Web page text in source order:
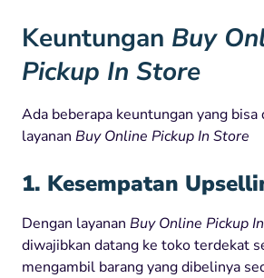
Keuntungan Buy
Pickup In Store
Ada beberapa keuntungan yang bisa
layanan Buy Online Pickup In Store
1. Kesempatan
Dengan layanan Buy Online Pickup
diwajibkan datang ke toko terdekat
mengambil barang yang dibelinya